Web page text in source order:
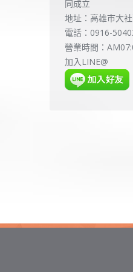
同成立
地址：高雄市大
電話：0916-
營業時間：
加入LINE@